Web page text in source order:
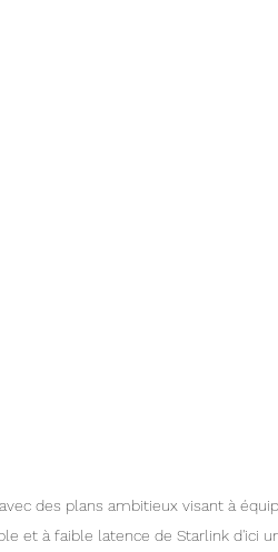
des plans ambitieux visant à
et à faible latence de Starlink d'ici